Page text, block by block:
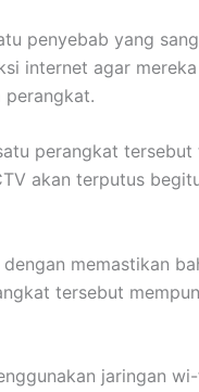
penyebab yang
internet agar
perangkat.
perangkat
akan terputus
memastikan
tersebut
jaringan